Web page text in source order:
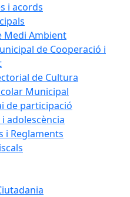
i acords
Medi Ambient
de Cooperació i
de Cultura
Municipal
de participació
adolescència
i Reglaments